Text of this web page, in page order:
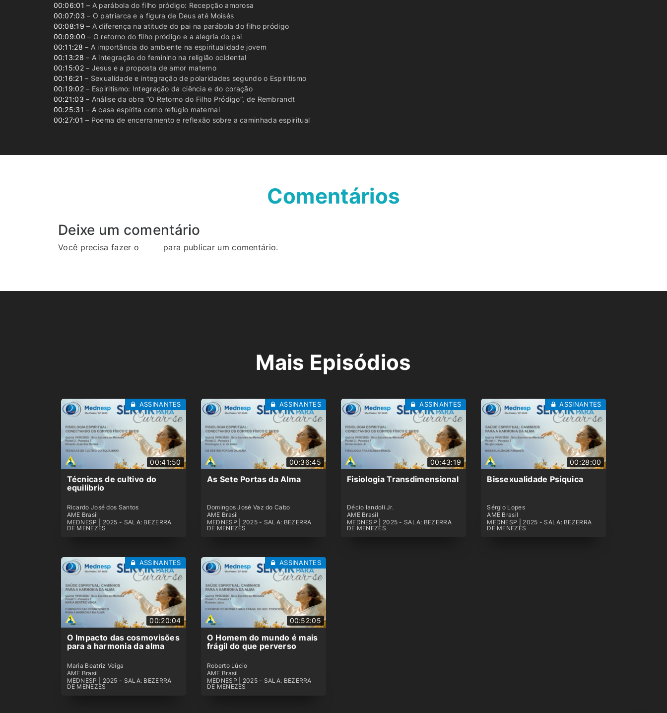
00:06:01 – A parábola do filho pródigo: Recepção amorosa
00:07:03 – O patriarca e a figura de Deus até Moisés
00:08:19 – A diferença na atitude do pai na parábola do filho pródigo
00:09:00 – O retorno do filho pródigo e a alegria do pai
00:11:28 – A importância do ambiente na espiritualidade jovem
00:13:28 – A integração do feminino na religião ocidental
00:15:02– Jesus e a proposta de amor materno
00:16:21 – Sexualidade e integração de polaridades segundo o Espiritismo
00:19:02– Espiritismo: Integração da ciência e do coração
00:21:03 – Análise da obra “O Retorno do Filho Pródigo”, de Rembrandt
00:25:31 – A casa espírita como refúgio maternal
00:27:01 – Poema de encerramento e reflexão sobre a caminhada espiritual
Comentários
Deixe um comentário
Você precisa fazer o para publicar um comentário.
Mais Episódios
00:41:50
Técnicas de cultivo do
equilibrio
Ricardo José dos Santos
AME Brasil
MEDNESP | 2025 - SALA: BEZERRA
DE MENEZES
ASSINANTES
00:36:45
As Sete Portas da Alma
Domingos José Vaz do Cabo
AME Brasil
MEDNESP | 2025 - SALA: BEZERRA
DE MENEZES
ASSINANTES
00:43:19
Fisiologia Transdimensional
Décio Iandoli Jr.
AME Brasil
MEDNESP | 2025 - SALA: BEZERRA
DE MENEZES
ASSINANTES
00:28:00
Bissexualidade Psíquica
Sérgio Lopes
AME Brasil
MEDNESP | 2025 - SALA: BEZERRA
DE MENEZES
ASSINANTES
00:20:04
O Impacto das cosmovisões
para a harmonia da alma
Maria Beatriz Veiga
AME Brasil
MEDNESP | 2025 - SALA: BEZERRA
DE MENEZES
ASSINANTES
00:52:05
O Homem do mundo é mais
frágil do que perverso
Roberto Lúcio
AME Brasil
MEDNESP | 2025 - SALA: BEZERRA
DE MENEZES
ASSINANTES